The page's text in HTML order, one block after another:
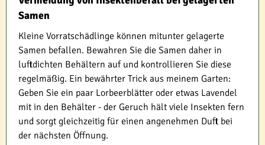
Samen
Kleine Vorratschädlinge können mitunter gelagerte
Samen befallen. Bewahren Sie die Samen daher in
luftdichten Behältern auf und kontrollieren Sie diese
regelmäßig. Ein bewährter Trick aus meinem Garten:
Geben Sie ein paar Lorbeerblätter oder etwas Lavendel
mit in den Behälter - der Geruch hält viele Insekten fern
und sorgt gleichzeitig für einen angenehmen Duft bei
der nächsten Öffnung.